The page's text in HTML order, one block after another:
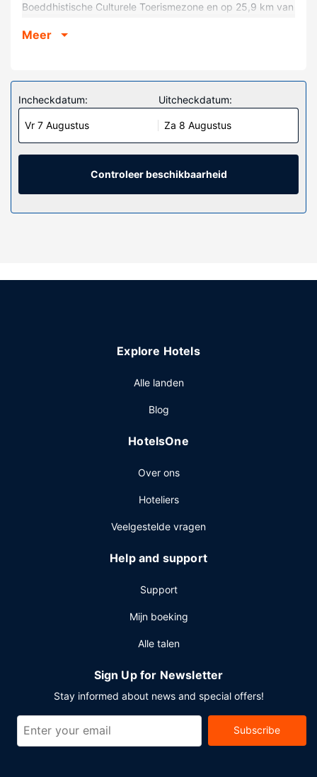
Boeddhistische Culturele Toerismezone en op 25,9 km van
43,3 km van Sanqu Stenen Woud Scenic Resort en op
Doe of je thuis bent in één van de 79 kamers.
een gratis ontbijtbuffet.
Meer
Incheckdatum:
Vr 7 Augustus
Uitcheckdatum:
Za 8 Augustus
Controleer beschikbaarheid
Explore Hotels
Alle landen
Blog
HotelsOne
Over ons
Hoteliers
Veelgestelde vragen
Help and support
Support
Mijn boeking
Alle talen
Sign Up for Newsletter
Stay informed about news and special offers!
Subscribe